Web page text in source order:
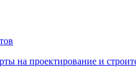
на проектирование и